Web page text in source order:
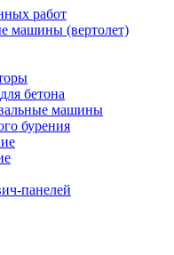
работ
машины (вертолет)
бетона
машины
бурения
панелей